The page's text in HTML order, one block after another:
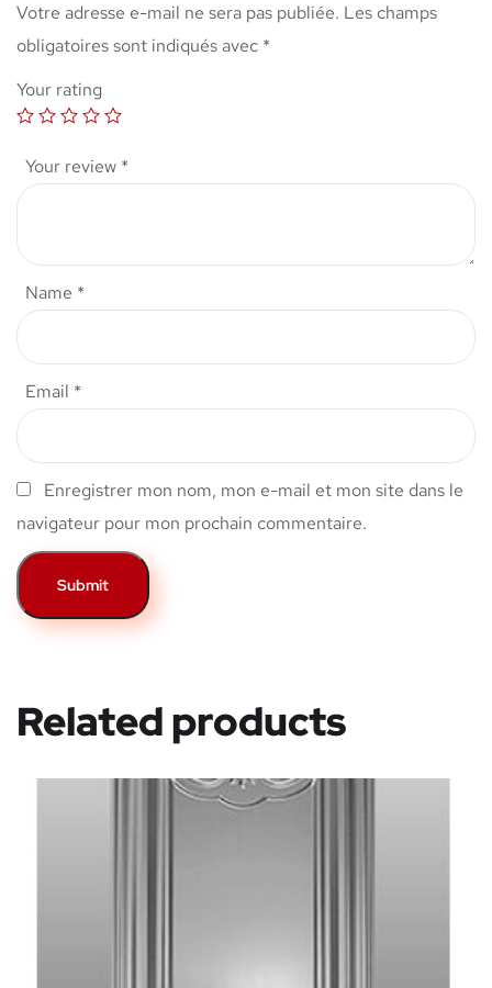
Votre adresse e-mail ne sera pas publiée. Les champs
obligatoires sont indiqués avec *
Your rating
Your review *
Name *
Email *
Enregistrer mon nom, mon e-mail et mon site dans le
navigateur pour mon prochain commentaire.
Related products